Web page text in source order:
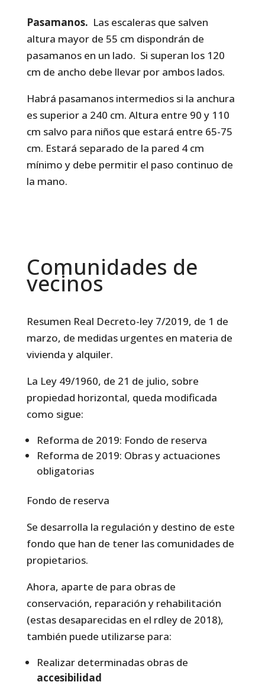
Pasamanos. Las escaleras que salven
altura mayor de 55 cm dispondrán de
pasamanos en un lado. Si superan los 120
cm de ancho debe llevar por ambos lados.
Habrá pasamanos intermedios si la anchura
es superior a 240 cm. Altura entre 90 y 110
cm salvo para niños que estará entre 65-75
cm. Estará separado de la pared 4 cm
mínimo y debe permitir el paso continuo de
la mano.
Comunidades de
vecinos
Resumen Real Decreto-ley 7/2019, de 1 de
marzo, de medidas urgentes en materia de
vivienda y alquiler.
La Ley 49/1960, de 21 de julio, sobre
propiedad horizontal, queda modificada
como sigue:
Reforma de 2019: Fondo de reserva
Reforma de 2019: Obras y actuaciones
obligatorias
Fondo de reserva
Se desarrolla la regulación y destino de este
fondo que han de tener las comunidades de
propietarios.
Ahora, aparte de para obras de
conservación, reparación y rehabilitación
(estas desaparecidas en el rdley de 2018),
también puede utilizarse para:
Realizar determinadas obras de
accesibilidad